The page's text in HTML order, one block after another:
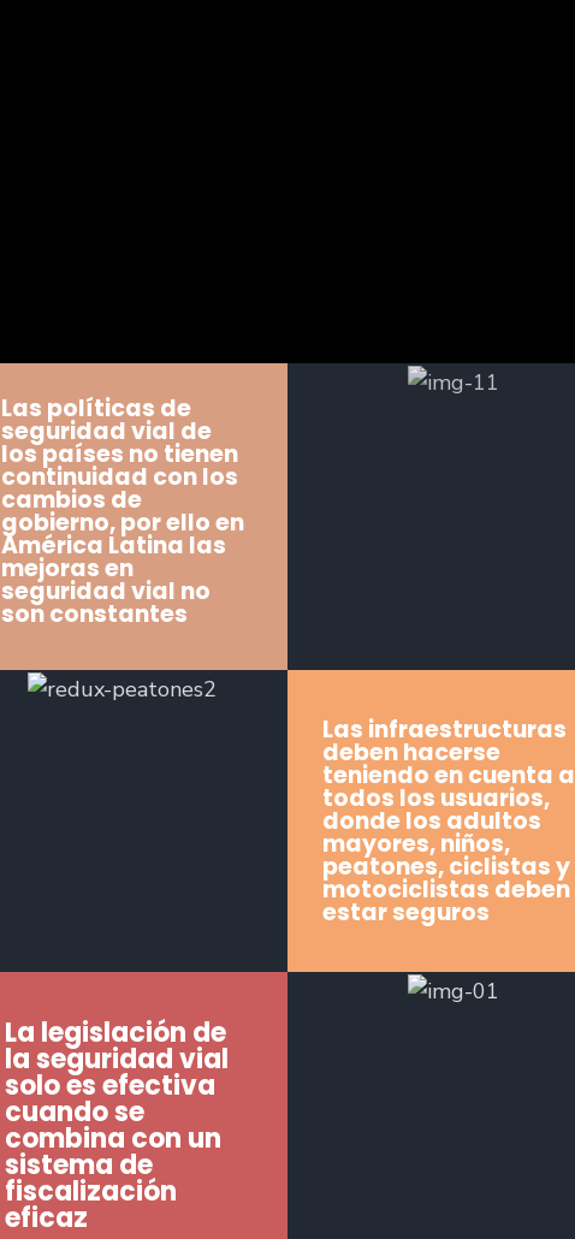
Las políticas de
seguridad vial de
los países no tienen
continuidad con los
cambios de
gobierno, por ello en
América Latina las
mejoras en
seguridad vial no
son constantes
Las infraestructuras
deben hacerse
teniendo en cuenta a
todos los usuarios,
donde los adultos
mayores, niños,
peatones, ciclistas y
motociclistas deben
estar seguros
La legislación de
la seguridad vial
solo es efectiva
cuando se
combina con un
sistema de
fiscalización
eficaz